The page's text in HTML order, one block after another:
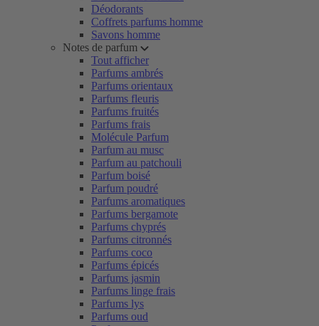
Déodorants
Coffrets parfums homme
Savons homme
Notes de parfum
Tout afficher
Parfums ambrés
Parfums orientaux
Parfums fleuris
Parfums fruités
Parfums frais
Molécule Parfum
Parfum au musc
Parfum au patchouli
Parfum boisé
Parfum poudré
Parfums aromatiques
Parfums bergamote
Parfums chyprés
Parfums citronnés
Parfums coco
Parfums épicés
Parfums jasmin
Parfums linge frais
Parfums lys
Parfums oud